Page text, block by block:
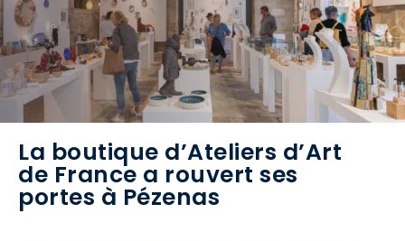
La boutique d’Ateliers d’Art
de France a rouvert ses
portes à Pézenas